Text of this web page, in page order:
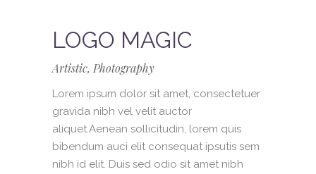
LOGO MAGIC
Artistic, Photography
Lorem ipsum dolor sit amet, consectetuer
gravida nibh vel velit auctor
aliquet.Aenean sollicitudin, lorem quis
bibendum auci elit consequat ipsutis sem
nibh id elit. Duis sed odio sit amet nibh